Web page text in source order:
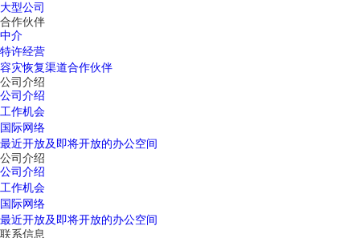
大型公司
合作伙伴
中介
特许经营
容灾恢复渠道合作伙伴
公司介绍
公司介绍
工作机会
国际网络
最近开放及即将开放的办公空间
公司介绍
公司介绍
工作机会
国际网络
最近开放及即将开放的办公空间
联系信息